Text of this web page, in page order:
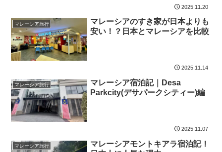
2025.11.20
マレーシア旅行
マレーシアのすき家が日本よりも
安い！？日本とマレーシアを比較
2025.11.14
マレーシア旅行
マレーシア宿泊記｜Desa
Parkcity(デサパークシティー)編
2025.11.07
マレーシア旅行
マレーシアモントキアラ宿泊記！